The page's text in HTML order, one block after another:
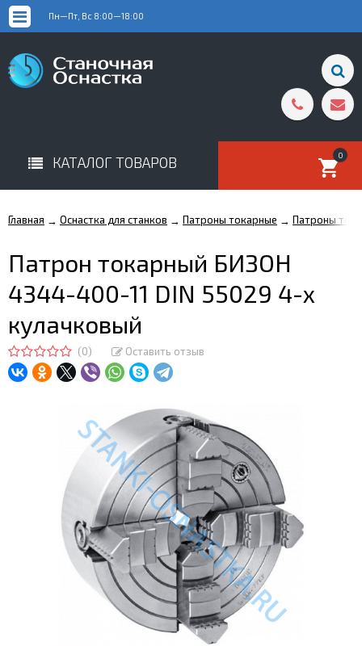
Пн—Пт, Вс 8:00—18:00
КАТАЛОГ ТОВАРОВ 0
Главная → Оснастка для станков → Патроны токарные → Патроны
Патрон токарный БИЗОН
4344-400-11 DIN 55029 4-х
кулачковый
(0) Оставить отзыв